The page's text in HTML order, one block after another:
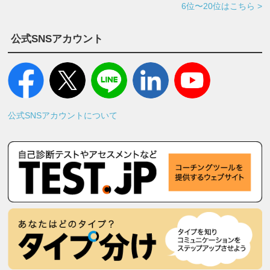
6位〜20位はこちら >
公式SNSアカウント
公式SNSアカウントについて